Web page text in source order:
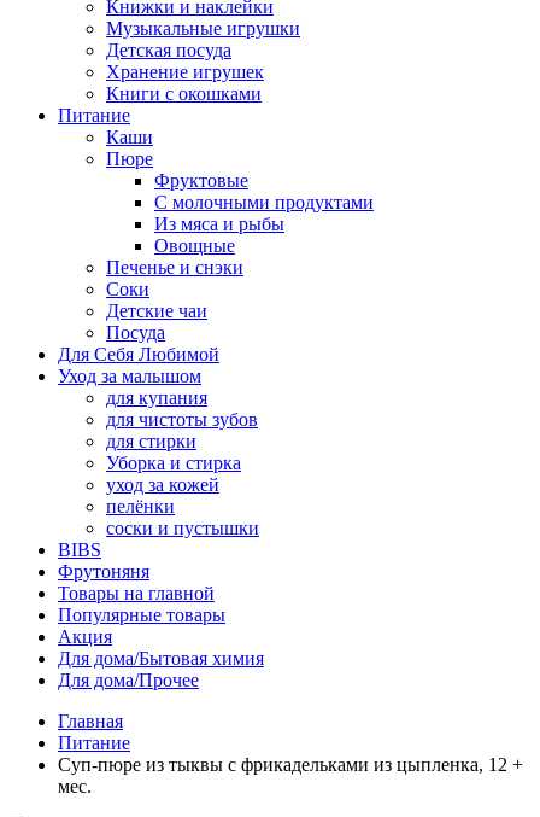
Книжки и наклейки
Музыкальные игрушки
Детская посуда
Хранение игрушек
Книги с окошками
Питание
Каши
Пюре
Фруктовые
С молочными продуктами
Из мяса и рыбы
Овощные
Печенье и снэки
Соки
Детские чаи
Посуда
Для Себя Любимой
Уход за малышом
для купания
для чистоты зубов
для стирки
Уборка и стирка
уход за кожей
пелёнки
соски и пустышки
BIBS
Фрутоняня
Товары на главной
Популярные товары
Акция
Для дома/Бытовая химия
Для дома/Прочее
Главная
Питание
Суп-пюре из тыквы с фрикадельками из цыпленка, 12 +
мес.